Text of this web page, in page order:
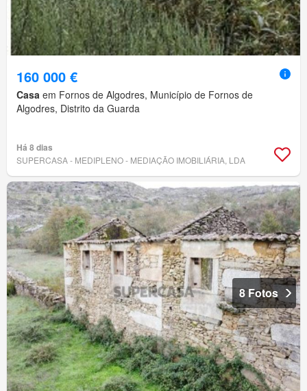
160 000 €
Casa em Fornos de Algodres, Município de Fornos de
Algodres, Distrito da Guarda
Há 8 dias
SUPERCASA - MEDIPLENO - MEDIAÇÃO IMOBILIÁRIA, LDA
8 Fotos